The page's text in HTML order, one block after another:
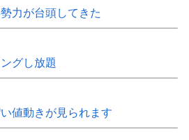
力が台頭してきた
グし放題
値動きが見られます